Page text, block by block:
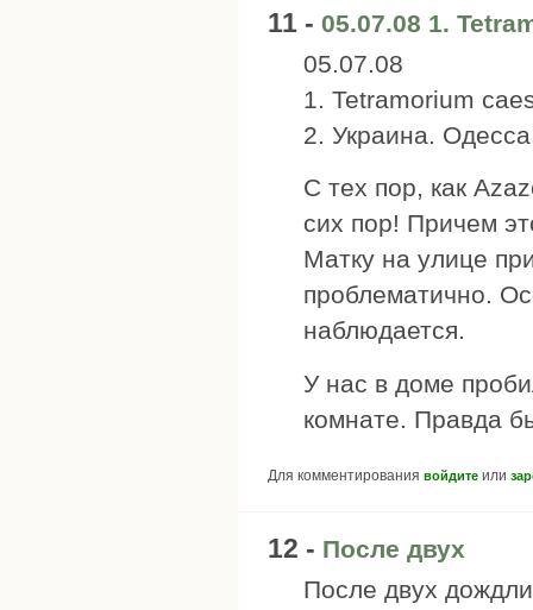
11 - 05.07.08 1.
05.07.08
1. Tetramorium
2. Украина.
С тех пор, как
сих пор! Причем
Матку на улице
проблематично.
наблюдается.
У нас в доме
комнате. Правда
Для комментирования войдите или
12 - После двух
После двух